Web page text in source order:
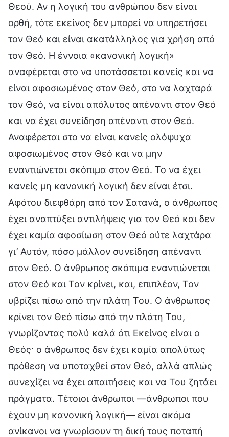
Θεού. Αν η λογική του ανθρώπου δεν είναι
ορθή, τότε εκείνος δεν μπορεί να υπηρετήσει
τον Θεό και είναι ακατάλληλος για χρήση από
τον Θεό. Η έννοια «κανονική λογική»
αναφέρεται στο να υποτάσσεται κανείς και να
είναι αφοσιωμένος στον Θεό, στο να λαχταρά
τον Θεό, να είναι απόλυτος απέναντι στον Θεό
και να έχει συνείδηση απέναντι στον Θεό.
Αναφέρεται στο να είναι κανείς ολόψυχα
αφοσιωμένος στον Θεό και να μην
εναντιώνεται σκόπιμα στον Θεό. Το να έχει
κανείς μη κανονική λογική δεν είναι έτσι.
Αφότου διεφθάρη από τον Σατανά, ο άνθρωπος
έχει αναπτύξει αντιλήψεις για τον Θεό και δεν
έχει καμία αφοσίωση στον Θεό ούτε λαχτάρα
γι’ Αυτόν, πόσο μάλλον συνείδηση απέναντι
στον Θεό. Ο άνθρωπος σκόπιμα εναντιώνεται
στον Θεό και Τον κρίνει, και, επιπλέον, Τον
υβρίζει πίσω από την πλάτη Του. Ο άνθρωπος
κρίνει τον Θεό πίσω από την πλάτη Του,
γνωρίζοντας πολύ καλά ότι Εκείνος είναι ο
Θεός· ο άνθρωπος δεν έχει καμία απολύτως
πρόθεση να υποταχθεί στον Θεό, αλλά απλώς
συνεχίζει να έχει απαιτήσεις και να Του ζητάει
πράγματα. Τέτοιοι άνθρωποι —άνθρωποι που
έχουν μη κανονική λογική— είναι ακόμα
ανίκανοι να γνωρίσουν τη δική τους ποταπή